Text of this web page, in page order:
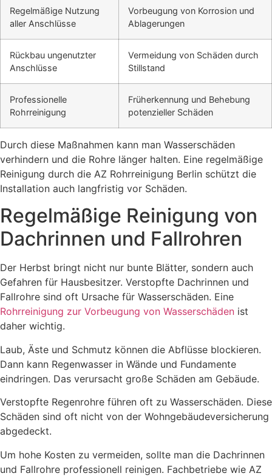
Regelmäßige Nutzung
aller Anschlüsse
Vorbeugung von Korrosion und
Ablagerungen
Rückbau ungenutzter
Anschlüsse
Vermeidung von Schäden durch
Stillstand
Professionelle
Rohrreinigung
Früherkennung und Behebung
potenzieller Schäden
Durch diese Maßnahmen kann man Wasserschäden
verhindern und die Rohre länger halten. Eine regelmäßige
Reinigung durch die AZ Rohrreinigung Berlin schützt die
Installation auch langfristig vor Schäden.
Regelmäßige Reinigung von
Dachrinnen und Fallrohren
Der Herbst bringt nicht nur bunte Blätter, sondern auch
Gefahren für Hausbesitzer. Verstopfte Dachrinnen und
Fallrohre sind oft Ursache für Wasserschäden. Eine
Rohrreinigung zur Vorbeugung von Wasserschäden ist
daher wichtig.
Laub, Äste und Schmutz können die Abflüsse blockieren.
Dann kann Regenwasser in Wände und Fundamente
eindringen. Das verursacht große Schäden am Gebäude.
Verstopfte Regenrohre führen oft zu Wasserschäden. Diese
Schäden sind oft nicht von der Wohngebäudeversicherung
abgedeckt.
Um hohe Kosten zu vermeiden, sollte man die Dachrinnen
und Fallrohre professionell reinigen. Fachbetriebe wie AZ